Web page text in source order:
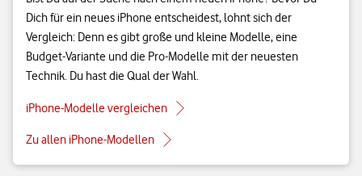
Dich für ein neues iPhone entscheidest, lohnt sich der
Vergleich: Denn es gibt große und kleine Modelle, eine
Budget-Variante und die Pro-Modelle mit der neuesten
Technik. Du hast die Qual der Wahl.
iPhone-Modelle vergleichen
Zu allen iPhone-Modellen